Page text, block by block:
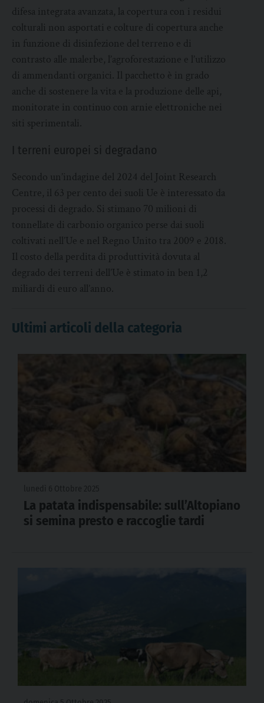
difesa integrata avanzata, la copertura con i residui
colturali non asportati e colture di copertura anche
in funzione di disinfezione del terreno e di
contrasto alle malerbe, l’agroforestazione e l’utilizzo
di ammendanti organici. Il pacchetto è in grado
anche di sostenere la vita e la produzione delle api,
monitorate in continuo con arnie elettroniche nei
siti sperimentali.
I terreni europei si degradano
Secondo un’indagine del 2024 del Joint Research
Centre, il 63 per cento dei suoli Ue è interessato da
processi di degrado. Si stimano 70 milioni di
tonnellate di carbonio organico perse dai suoli
coltivati nell’Ue e nel Regno Unito tra 2009 e 2018.
Il costo della perdita di produttività dovuta al
degrado dei terreni dell’Ue è stimato in ben 1,2
miliardi di euro all’anno.
Ultimi articoli della categoria
La patata indispensabile: sull’Altopiano
si semina presto e raccoglie tardi